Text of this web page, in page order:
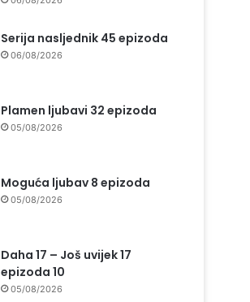
Serija nasljednik 45 epizoda
06/08/2026
Plamen ljubavi 32 epizoda
05/08/2026
Moguća ljubav 8 epizoda
05/08/2026
Daha 17 – Još uvijek 17
epizoda 10
05/08/2026